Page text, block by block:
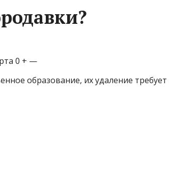
0 + —
образование, их удаление требует